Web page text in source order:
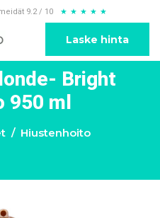
9.2 / 10 ★ ★ ★ ★ ★
Laske hinta
Bright
950 ml
Hiustenhoito